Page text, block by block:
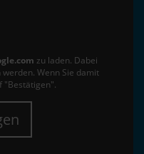
zu laden. Dabei
Wenn Sie damit
"Bestätigen".